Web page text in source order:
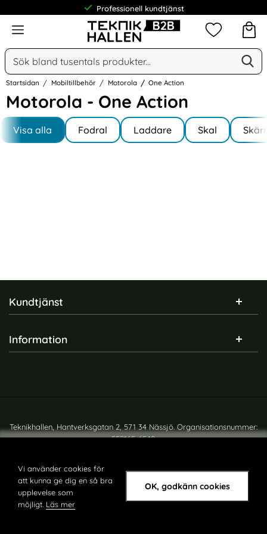
Vi använder cookies för
att kunna ge dig en så bra
upplevelse som
möjligt. Läs mer
OK, godkänn cookies
Professionell kundtjänst
Meny
Sök
Sök på Narse Group AB
Mina
Startsidan Mobiltillbehör Motorola One Action
Motorola - One Action
Hoppa
produkter
Underkategorier
Visa alla
I One Action Fodral Laddare Skal
Sidfot Blandad info och länkar
Kundtjänst
Information
Teknikhallen, Hantverksgatan 2, 571 34 Nässjö. Organisationsnummer:
559165-6540